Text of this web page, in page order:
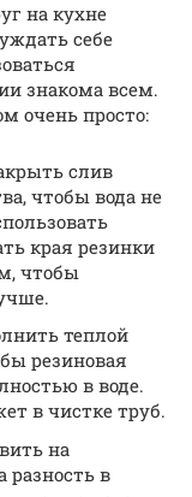
на кухне
себе
знакома всем.
очень просто:
слив
чтобы вода не
края резинки
чтобы
теплой
резиновая
в воде.
в чистке труб.
на
разность в